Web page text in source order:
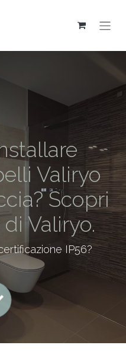
Valiryo
Scopri
Valiryo.
IP56?